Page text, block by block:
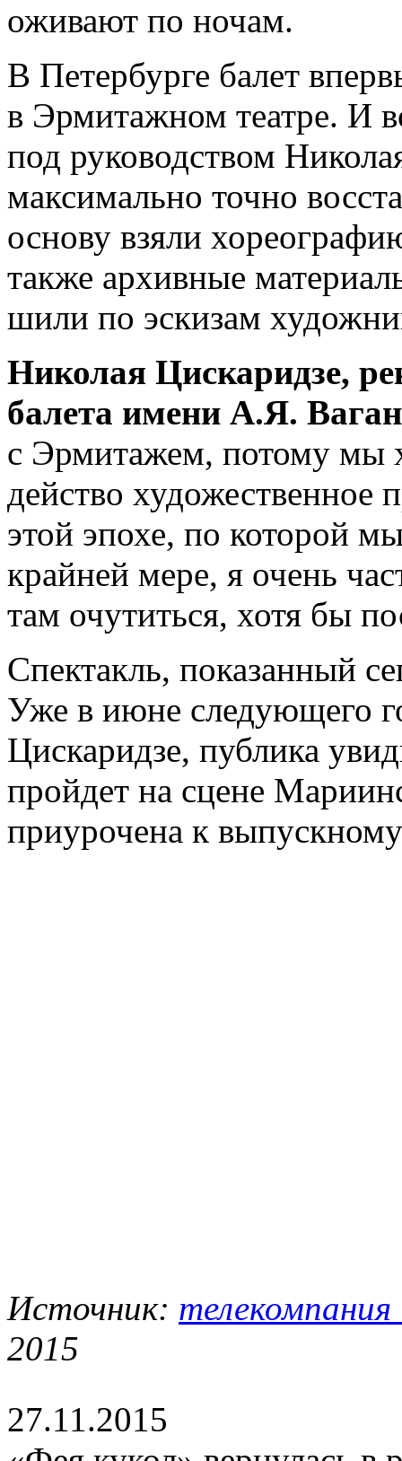
оживают по ночам.
В Петербурге балет
в Эрмитажном театре. И
под руководством
максимально точно
основу взяли
также архивные
шили по эскизам
Николая Цискаридзе,
балета имени А.Я.
с Эрмитажем, потому мы
действо художественное
этой эпохе, по которой
крайней мере, я очень
там очутиться, хотя бы
Спектакль, показанный
Уже в июне следующего
Цискаридзе, публика
пройдет на сцене
приурочена к
Источник:
2015
27.11.2015